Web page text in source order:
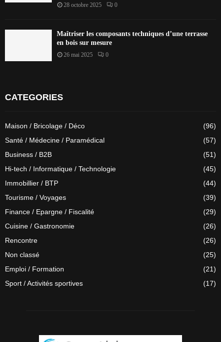
28 octobre 2025 0
Maîtriser les composants techniques d’une terrasse
en bois sur mesure
26 mai 2025 0
CATEGORIES
Maison / Bricolage / Déco
(96)
Santé / Médecine / Paramédical
(57)
Business / B2B
(51)
Hi-tech / Informatique / Technologie
(45)
Immobillier / BTP
(44)
Tourisme / Voyages
(39)
Finance / Epargne / Fiscalité
(29)
Cuisine / Gastronomie
(26)
Rencontre
(26)
Non classé
(25)
Emploi / Formation
(21)
Sport / Activités sportives
(17)